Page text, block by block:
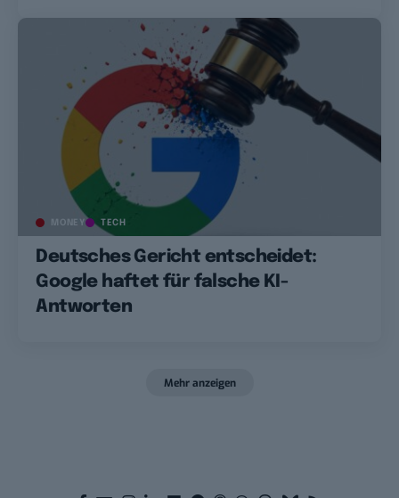
MONEY TECH
Deutsches Gericht entscheidet:
Google haftet für falsche KI-
Antworten
Mehr anzeigen